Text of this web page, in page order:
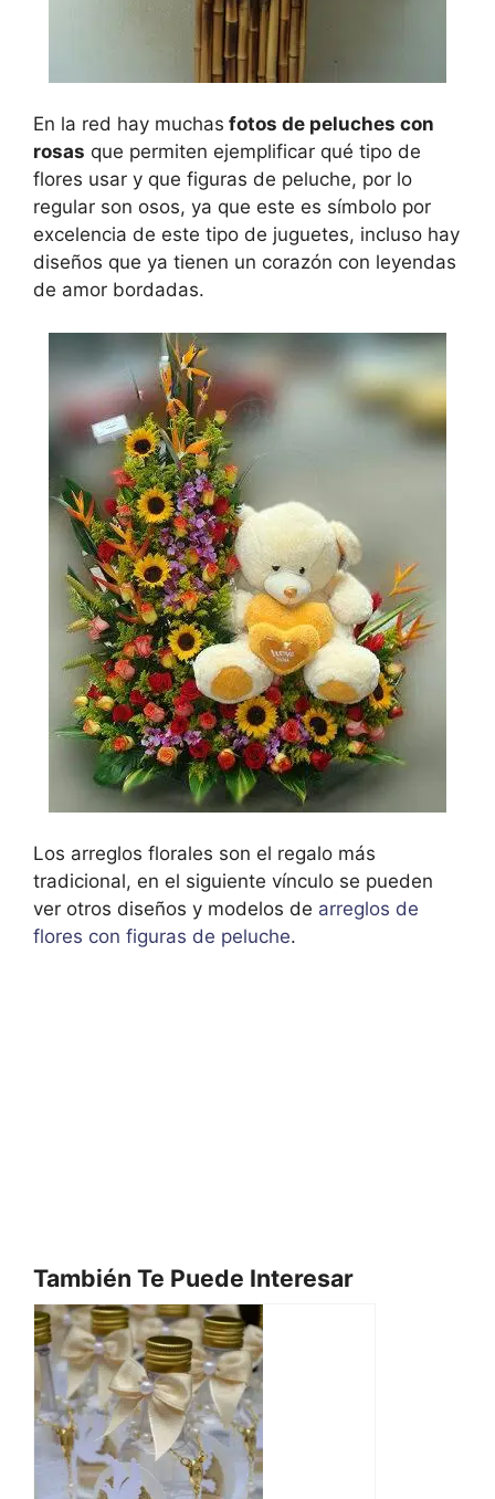
En la red hay muchas fotos de peluches con
rosas que permiten ejemplificar qué tipo de
flores usar y que figuras de peluche, por lo
regular son osos, ya que este es símbolo por
excelencia de este tipo de juguetes, incluso hay
diseños que ya tienen un corazón con leyendas
de amor bordadas.
Los arreglos florales son el regalo más
tradicional, en el siguiente vínculo se pueden
ver otros diseños y modelos de arreglos de
flores con figuras de peluche.
También Te Puede Interesar